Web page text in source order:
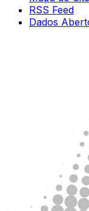
RSS Feed
Dados